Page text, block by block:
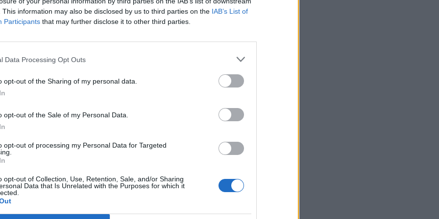
This information may also be disclosed by us to third parties on the IAB’s List of
Participants that may further disclose it to other third parties.
Data Processing Opt Outs
opt-out of the Sharing of my personal data.
opt-out of the Sale of my Personal Data.
opt-out of processing my Personal Data for Targeted
opt-out of Collection, Use, Retention, Sale, and/or Sharing
Data that Is Unrelated with the Purposes for which it
osztotta meg a számot, amit videón is közvetítettek. Andrej
többet ne említse meg az eltűntek számát. Civiljova ezután hozzátette: nem az
meg, hanem a megkeresések számát, melyet az orosz belügyminisztérium...
portfolio.hu hírarchívumához tartozik, melynek olvasása előfizetéses
cikkarchívum
elmúlt 2 év napon belüli
Előfizetés